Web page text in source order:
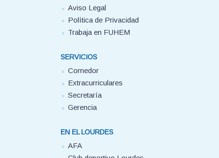
Aviso Legal
Política de Privacidad
Trabaja en FUHEM
SERVICIOS
Comedor
Extracurriculares
Secretaría
Gerencia
EN EL LOURDES
AFA